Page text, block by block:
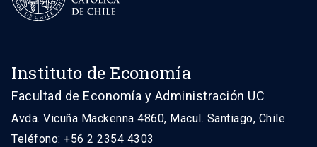
Instituto de Economía
Facultad de Economía y Administración UC
Avda. Vicuña Mackenna 4860, Macul. Santiago, Chile
Teléfono: +56 2 2354 4303